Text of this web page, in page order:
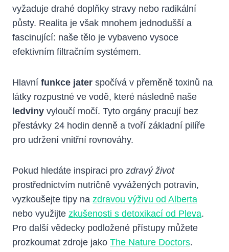
vyžaduje drahé doplňky stravy nebo radikální
půsty. Realita je však mnohem jednodušší a
fascinující: naše tělo je vybaveno vysoce
efektivním filtračním systémem.
Hlavní funkce jater spočívá v přeměně toxinů na
látky rozpustné ve vodě, které následně naše
ledviny vyloučí močí. Tyto orgány pracují bez
přestávky 24 hodin denně a tvoří základní pilíře
pro udržení vnitřní rovnováhy.
Pokud hledáte inspiraci pro zdravý život
prostřednictvím nutričně vyvážených potravin,
vyzkoušejte tipy na zdravou výživu od Alberta
nebo využijte zkušenosti s detoxikací od Pleva.
Pro další vědecky podložené přístupy můžete
prozkoumat zdroje jako The Nature Doctors.